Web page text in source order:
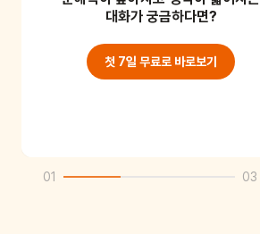
밤하늘에서 너희를 지켜보고 있어"라고
대화가 궁금하다면?
첫 7일 무료로 바로보기
01 03